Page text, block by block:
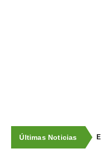
Últimas Noticias